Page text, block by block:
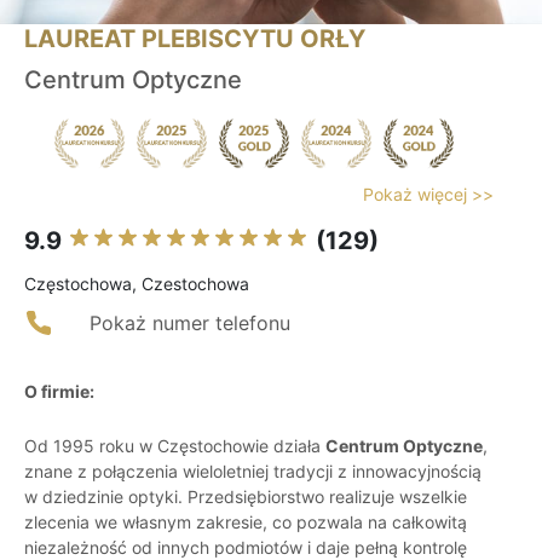
LAUREAT PLEBISCYTU ORŁY
Centrum Optyczne
Pokaż więcej >>
9.9 (129)
Częstochowa, Czestochowa
Pokaż numer telefonu
O firmie:
Od 1995 roku w Częstochowie działa Centrum Optyczne,
znane z połączenia wieloletniej tradycji z innowacyjnością
w dziedzinie optyki. Przedsiębiorstwo realizuje wszelkie
zlecenia we własnym zakresie, co pozwala na całkowitą
niezależność od innych podmiotów i daje pełną kontrolę